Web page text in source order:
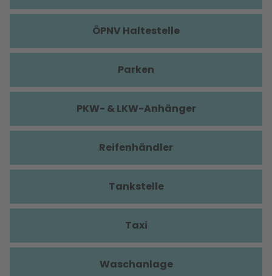
ÖPNV Haltestelle
Parken
PKW- & LKW-Anhänger
Reifenhändler
Tankstelle
Taxi
Waschanlage